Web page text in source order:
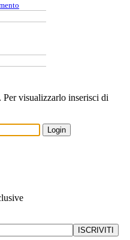
visualizzarlo inserisci di